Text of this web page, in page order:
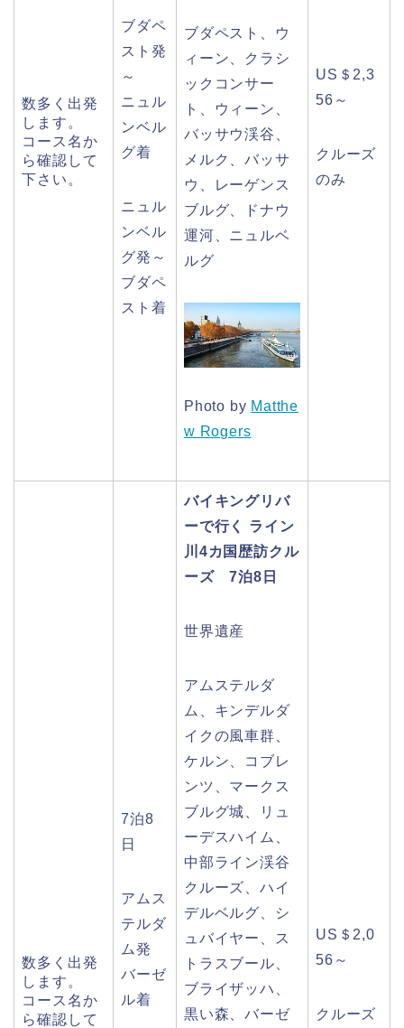
数多く出発
します。
コース名か
ら確認して
下さい。
ブダペ
スト発
～
ニュル
ンベル
グ着
ニュル
ンベル
グ発～
ブダペ
スト着
ブダペスト、ウ
ィーン、クラシ
ックコンサー
ト、ウィーン、
バッサウ渓谷、
メルク、バッサ
ウ、レーゲンス
ブルグ、ドナウ
運河、ニュルベ
ルグ
Photo by Matthe
w Rogers
US＄2,3
56～
クルーズ
のみ
数多く出発
します。
コース名か
ら確認して
7泊8
日
アムス
テルダ
ム発
バーゼ
ル着
バイキングリバ
ーで行く ライン
川4カ国歴訪クル
ーズ 7泊8日
世界遺産
アムステルダ
ム、キンデルダ
イクの風車群、
ケルン、コブレ
ンツ、マークス
ブルグ城、リュ
ーデスハイム、
中部ライン渓谷
クルーズ、ハイ
デルベルグ、シ
ュバイヤー、ス
トラスブール、
ブライザッハ、
黒い森、バーゼ
US＄2,0
56～
クルーズ